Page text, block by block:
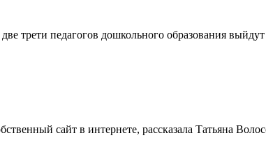
трети педагогов дошкольного образования
сайт в интернете, рассказала Татьяна